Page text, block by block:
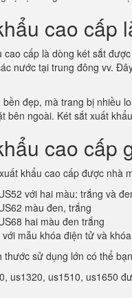
cao cấp
cao cấp là dòng két sắt
nước tại trung đông vv.
đẹp, mà trang bị nhiều
bên ngoài. Két sắt xuất
cao cấp
khẩu cao cấp được nhà
với hai màu: trắng và
màu đen, trắng
hai màu đen trắng
mẫu khóa điện tử và
thước sử dụng lớn có thể
us1320, us1510, us1650